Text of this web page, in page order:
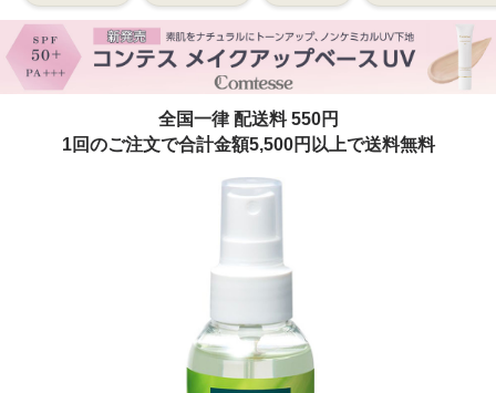
全国一律 配送料 550円
1回のご注文で合計金額5,500円以上で送料無料